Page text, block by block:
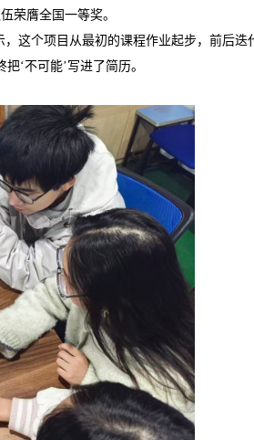
荣膺全国一等奖。
这个项目从最初的课程作业起步，前后迭
‘不可能’写进了简历。